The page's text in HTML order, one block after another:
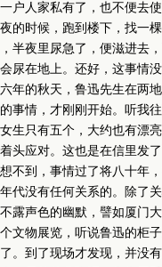
户人家私有了，也不便去
的时候，跑到楼下，找一
半夜里尿急了，便滋进去
尿在地上。还好，这事情
的秋天，鲁迅先生在两地
情，才刚刚开始。听我往
只有五个，大约也有漂亮
头应对。这也是在信里发
不到，事情过了将八十年
没有任何关系的。除了关
露声色的幽默，譬如厦门
文物展览，听说鲁迅的柜
。到了现场才发现，并没